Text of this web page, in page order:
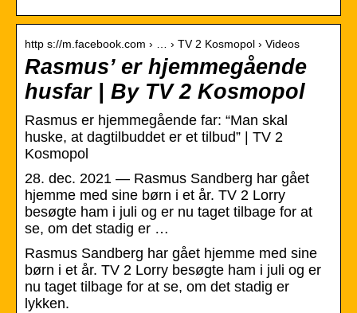
http s://m.facebook.com › … › TV 2 Kosmopol › Videos
Rasmus’ er hjemmegående
husfar | By TV 2 Kosmopol
Rasmus er hjemmegående far: “Man skal
huske, at dagtilbuddet er et tilbud” | TV 2
Kosmopol
28. dec. 2021 — Rasmus Sandberg har gået
hjemme med sine børn i et år. TV 2 Lorry
besøgte ham i juli og er nu taget tilbage for at
se, om det stadig er …
Rasmus Sandberg har gået hjemme med sine
børn i et år. TV 2 Lorry besøgte ham i juli og er
nu taget tilbage for at se, om det stadig er
lykken.